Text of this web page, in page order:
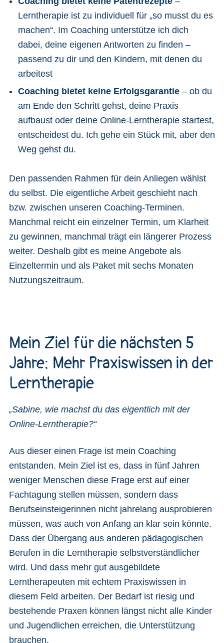
Lerntherapie ist zu individuell für „so musst du es
machen“. Im Coaching unterstütze ich dich
dabei, deine eigenen Antworten zu finden –
passend zu dir und den Kindern, mit denen du
arbeitest
Coaching bietet keine Erfolgsgarantie – ob du
am Ende den Schritt gehst, deine Praxis
aufbaust oder deine Online-Lerntherapie startest,
entscheidest du. Ich gehe ein Stück mit, aber den
Weg gehst du.
Den passenden Rahmen für dein Anliegen wählst
du selbst. Die eigentliche Arbeit geschieht nach
bzw. zwischen unseren Coaching-Terminen.
Manchmal reicht ein einzelner Termin, um Klarheit
zu gewinnen, manchmal trägt ein längerer Prozess
weiter. Deshalb gibt es meine Angebote als
Einzeltermin und als Paket mit sechs Monaten
Nutzungszeitraum.
Mein Ziel für die nächsten 5
Jahre: Mehr Praxiswissen in der
Lerntherapie
„Sabine, wie machst du das eigentlich mit der
Online-Lerntherapie?“
Aus dieser einen Frage ist mein Coaching
entstanden. Mein Ziel ist es, dass in fünf Jahren
weniger Menschen diese Frage erst auf einer
Fachtagung stellen müssen, sondern dass
Berufseinsteigerinnen nicht jahrelang ausprobieren
müssen, was auch von Anfang an klar sein könnte.
Dass der Übergang aus anderen pädagogischen
Berufen in die Lerntherapie selbstverständlicher
wird. Und dass mehr gut ausgebildete
Lerntherapeuten mit echtem Praxiswissen in
diesem Feld arbeiten. Der Bedarf ist riesig und
bestehende Praxen können längst nicht alle Kinder
und Jugendlichen erreichen, die Unterstützung
brauchen.